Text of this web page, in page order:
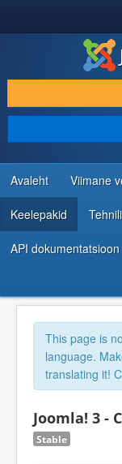
LAADI ALLA JA
AVASTA JA ÕPI
KOGUKOND JA
RESSURSID
Avaleht Viimane
Keelepakid
API dokumentatsioon
This page is
language.
translating it!
Joomla! 3 -
Stable